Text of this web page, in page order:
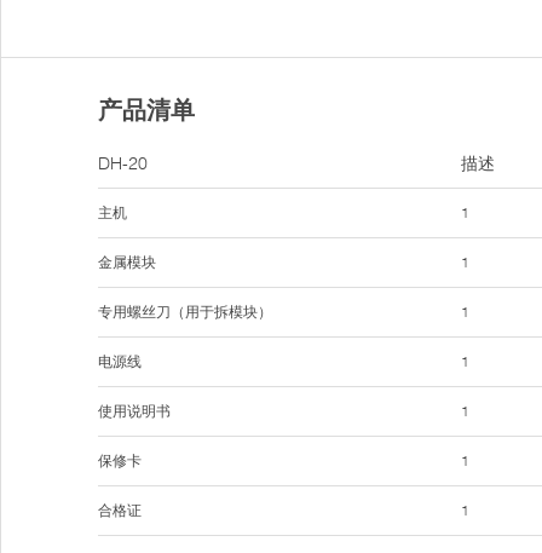
产品清单
DH-20
主机
金属模块
专用螺丝刀（用于拆模块）
电源线
使用说明书
保修卡
合格证
描述
1
1
1
1
1
1
1